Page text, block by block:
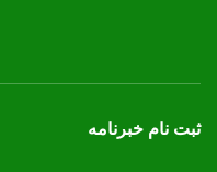
ثبت نام خبرنامه